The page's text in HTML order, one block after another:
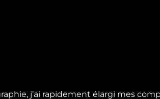
j’ai rapidement élargi mes